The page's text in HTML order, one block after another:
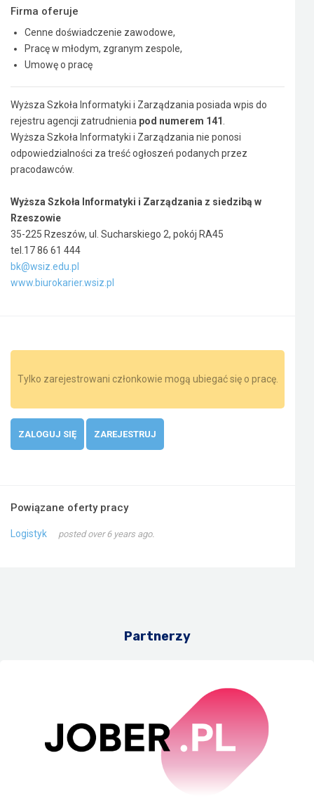
Firma oferuje
Cenne doświadczenie zawodowe,
Pracę w młodym, zgranym zespole,
Umowę o pracę
Wyższa Szkoła Informatyki i Zarządzania posiada wpis do
rejestru agencji zatrudnienia pod numerem 141
Wyższa Szkoła Informatyki i Zarządzania nie ponosi
odpowiedzialności za treść ogłoszeń podanych przez
pracodawców.
Wyższa Szkoła Informatyki i Zarządzania z siedzibą w
Rzeszowie
35-225 Rzeszów, ul. Sucharskiego 2, pokój RA45
tel.17 86 61 444
bk@wsiz.edu.pl
www.biurokarier.wsiz.pl
Tylko zarejestrowani członkowie mogą ubiegać się o pracę.
ZALOGUJ SIĘ ZAREJESTRUJ
Powiązane oferty pracy
Logistyk posted over 6 years ago.
Partnerzy